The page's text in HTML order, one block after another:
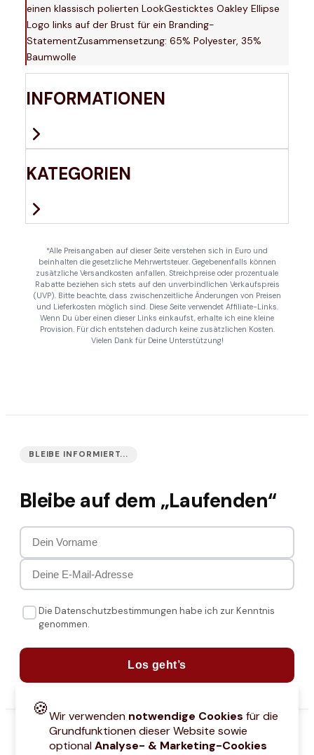
einen klassisch polierten LookGesticktes Oakley Ellipse
Logo links auf der Brust für ein Branding-
StatementZusammensetzung: 65% Polyester, 35%
Baumwolle
INFORMATIONEN
KATEGORIEN
*Alle Preisangaben auf dieser Seite verstehen sich in Euro und
beinhalten die gesetzliche Mehrwertsteuer. Gegebenenfalls können
zusätzliche Versandkosten anfallen. Streichpreise oder prozentuale
Rabatte beziehen sich stets auf den unverbindlichen Verkaufspreis
(UVP). Bitte beachte, dass zwischenzeitliche Änderungen von Preisen
und Lieferkosten möglich sind. Diese Seite verwendet Affiliate-Links.
Wenn Du über einen dieser Links einkaufst, erhalte ich eine kleine
Provision. Für dich entstehen dadurch keine zusätzlichen Kosten.
Vielen Dank für Deine Unterstützung!
BLEIBE INFORMIERT...
Bleibe auf dem „Laufenden“
Die Datenschutzbestimmungen habe ich zur Kenntnis
genommen.
Los geht’s
🍪Wir verwenden notwendige Cookies für die
Grundfunktionen dieser Website sowie
optionalAnalyse- & Marketing-Cookies